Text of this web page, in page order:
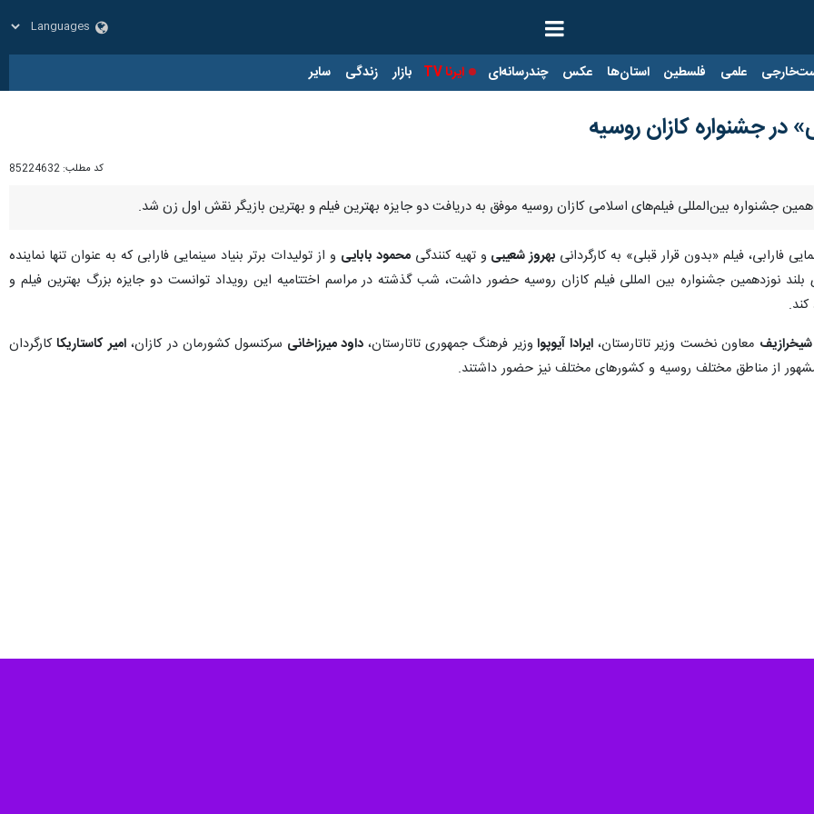
علمی فلسطین استان‌ها عکس چندرسانه‌ای ایرنا TV بازار زندگی سایر
جشنواره کازان روسیه
کد مطلب: 85224632